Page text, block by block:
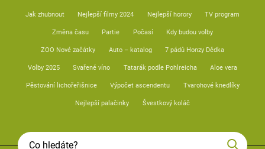
Jak zhubnout Nejlepší filmy 2024 Nejlepší horory TV program
Změna času Partie Počasí Kdy budou volby
ZOO Nové začátky Auto – katalog 7 pádů Honzy Dědka
Volby 2025 Svařené víno Tatarák podle Pohlreicha Aloe vera
Pěstování lichořeřišnice Výpočet ascendentu Tvarohové knedlíky
Nejlepší palačinky Švestkový koláč